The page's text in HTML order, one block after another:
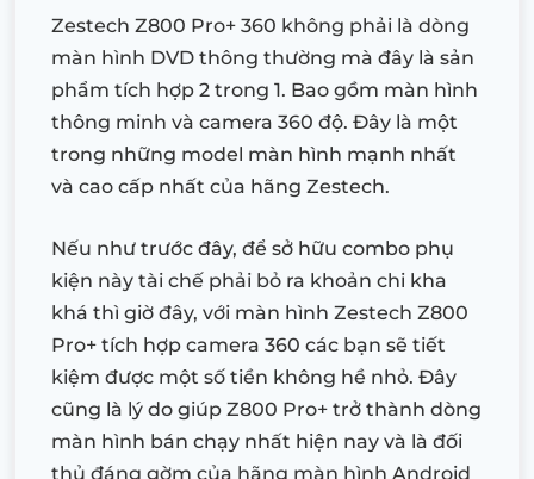
Zestech Z800 Pro+ 360 không phải là dòng
màn hình DVD thông thường mà đây là sản
phẩm tích hợp 2 trong 1. Bao gồm màn hình
thông minh và camera 360 độ. Đây là một
trong những model màn hình mạnh nhất
và cao cấp nhất của hãng Zestech.
Nếu như trước đây, để sở hữu combo phụ
kiện này tài chế phải bỏ ra khoản chi kha
khá thì giờ đây, với màn hình Zestech Z800
Pro+ tích hợp camera 360 các bạn sẽ tiết
kiệm được một số tiền không hề nhỏ. Đây
cũng là lý do giúp Z800 Pro+ trở thành dòng
màn hình bán chạy nhất hiện nay và là đối
thủ đáng gờm của hãng màn hình Android